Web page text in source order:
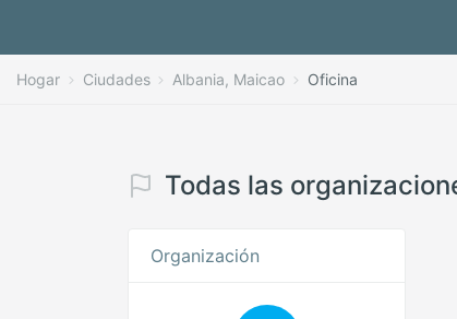
Hogar Ciudades Albania, Maicao Oficina
Todas las
Organización